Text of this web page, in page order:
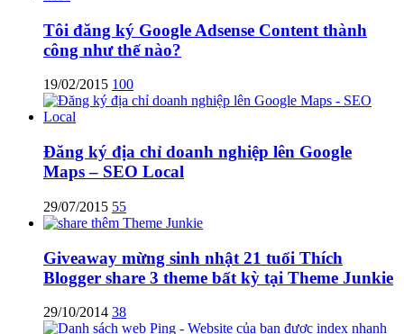
Tôi đăng ký Google Adsense Content thành
công như thế nào?
19/02/2015 100
Đăng ký địa chỉ doanh nghiệp lên Google
Maps – SEO Local
29/07/2015 55
Giveaway mừng sinh nhật 21 tuổi Thích
Blogger share 3 theme bất kỳ tại Theme Junkie
29/10/2014 38